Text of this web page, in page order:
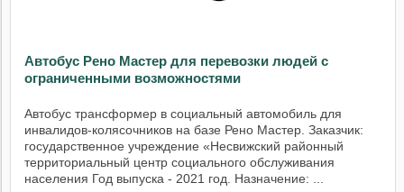
Автобус Рено Мастер для перевозки людей с
ограниченными возможностями
Автобус трансформер в социальный автомобиль для
инвалидов-колясочников на базе Рено Мастер. Заказчик:
государственное учреждение «Несвижский районный
территориальный центр социального обслуживания
населения Год выпуска - 2021 год. Назначение: ...